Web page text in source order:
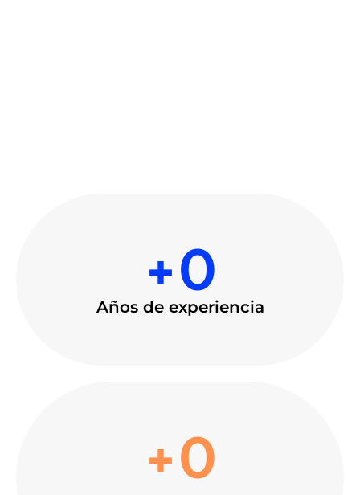
Años de experiencia
+0
+0